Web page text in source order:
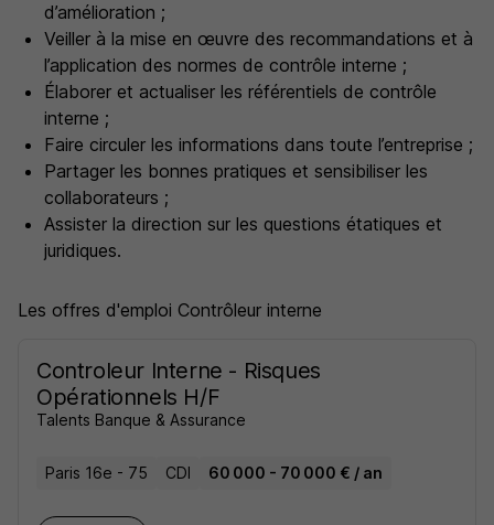
d’amélioration ;
Veiller à la mise en œuvre des recommandations et à
l’application des normes de contrôle interne ;
Élaborer et actualiser les référentiels de contrôle
interne ;
Faire circuler les informations dans toute l’entreprise ;
Partager les bonnes pratiques et sensibiliser les
collaborateurs ;
Assister la direction sur les questions étatiques et
juridiques.
Les offres d'emploi Contrôleur interne
Controleur Interne - Risques
Opérationnels H/F
Talents Banque & Assurance
Paris 16e - 75 CDI 60 000 - 70 000 € / an